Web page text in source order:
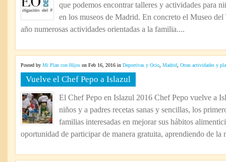
el
que podemos encontrar talleres y actividades para
en los museos de Madrid. En concreto el Museo
año numerosas actividades orientadas a la familia....
Posted by Mi Plan con Hijos on Feb 16, 2016 in Deportivas y Ocio Madrid Otras actividades y
Vuelve el Chef Pepo a Islazul
El Chef Pepo en Islazul 2016 Chef Pepo vuelve a
niños y a padres recetas sanas y sencillas, los
familias interesadas en mejorar sus hábitos
oportunidad de participar de manera gratuita, aprendiendo de la